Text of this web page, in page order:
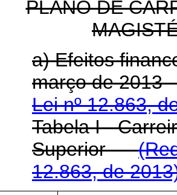
PLANO DE
a) Efeitos
março de
Lei nº 12.863,
Tabela I -
Superior
12.863, de